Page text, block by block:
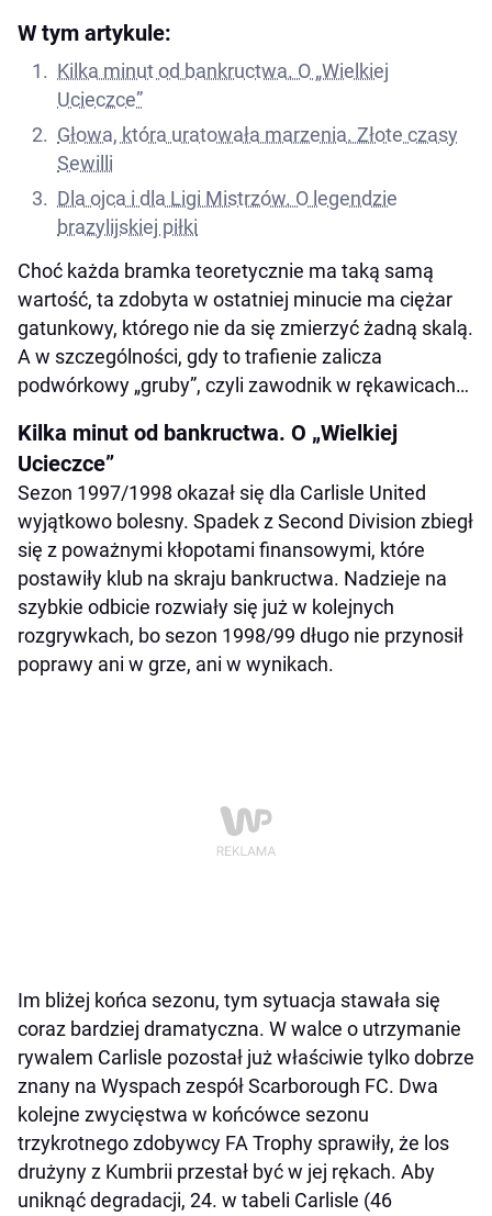
W tym artykule:
Kilka minut od bankructwa. O „Wielkiej
Ucieczce”
Głowa, która uratowała marzenia. Złote czasy
Sewilli
Dla ojca i dla Ligi Mistrzów. O legendzie
brazylijskiej piłki
Choć każda bramka teoretycznie ma taką samą
wartość, ta zdobyta w ostatniej minucie ma ciężar
gatunkowy, którego nie da się zmierzyć żadną skalą.
A w szczególności, gdy to trafienie zalicza
podwórkowy „gruby”, czyli zawodnik w rękawicach…
Kilka minut od bankructwa. O „Wielkiej
Ucieczce”
Sezon 1997/1998 okazał się dla Carlisle United
wyjątkowo bolesny. Spadek z Second Division zbiegł
się z poważnymi kłopotami finansowymi, które
postawiły klub na skraju bankructwa. Nadzieje na
szybkie odbicie rozwiały się już w kolejnych
rozgrywkach, bo sezon 1998/99 długo nie przynosił
poprawy ani w grze, ani w wynikach.
Im bliżej końca sezonu, tym sytuacja stawała się
coraz bardziej dramatyczna. W walce o utrzymanie
rywalem Carlisle pozostał już właściwie tylko dobrze
znany na Wyspach zespół Scarborough FC. Dwa
kolejne zwycięstwa w końcówce sezonu
trzykrotnego zdobywcy FA Trophy sprawiły, że los
drużyny z Kumbrii przestał być w jej rękach. Aby
uniknąć degradacji, 24. w tabeli Carlisle (46